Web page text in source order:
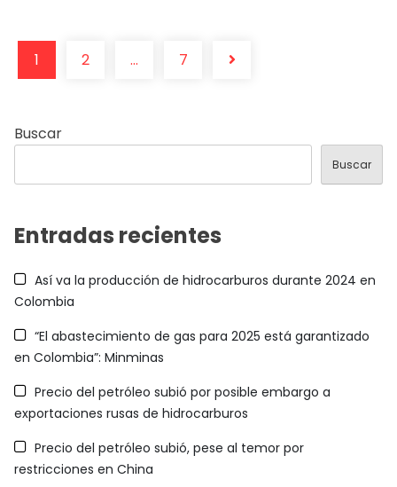
1 2 … 7
Buscar
Buscar
Entradas recientes
Así va la producción de hidrocarburos durante 2024 en
Colombia
“El abastecimiento de gas para 2025 está garantizado
en Colombia”: Minminas
Precio del petróleo subió por posible embargo a
exportaciones rusas de hidrocarburos
Precio del petróleo subió, pese al temor por
restricciones en China